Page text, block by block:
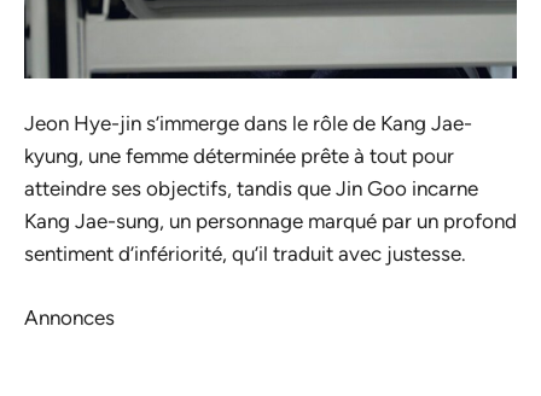
Jeon Hye-jin s’immerge dans le rôle de Kang Jae-
kyung, une femme déterminée prête à tout pour
atteindre ses objectifs, tandis que Jin Goo incarne
Kang Jae-sung, un personnage marqué par un profond
sentiment d’infériorité, qu’il traduit avec justesse.
Annonces